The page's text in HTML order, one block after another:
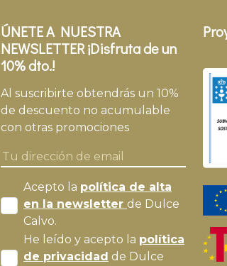
ÚNETE A NUESTRA
NEWSLETTER ¡Disfruta de un
10% dto.!
Al suscribirte obtendrás un 10%
de descuento no acumulable
con otras promociones
Acepto la política de alta
en la newsletter de Dulce
Calvo.
He leído y acepto la política
de privacidad de Dulce